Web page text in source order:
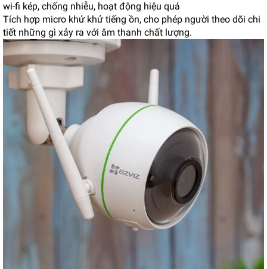
wi-fi kép, chống nhiễu, hoạt động hiệu quả
Tích hợp micro khử khử tiếng ồn, cho phép người theo dõi chi
tiết những gì xảy ra với âm thanh chất lượng.